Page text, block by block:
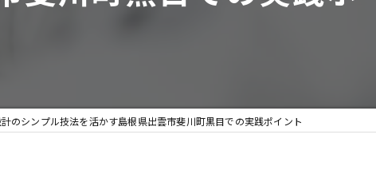
のシンプル技法を活かす島根県出雲市斐川町黒目での実践ポイント